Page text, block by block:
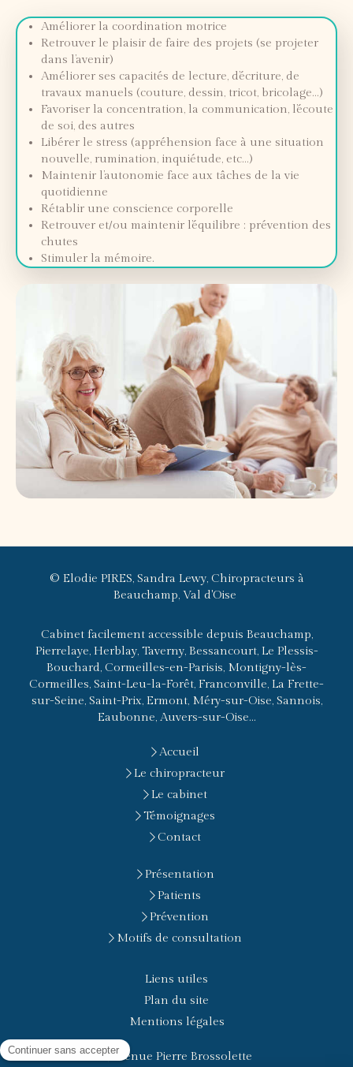
Améliorer la coordination motrice
Retrouver le plaisir de faire des projets (se projeter
dans l’avenir)
Améliorer ses capacités de lecture, d’écriture, de
travaux manuels (couture, dessin, tricot, bricolage…)
Favoriser la concentration, la communication, l’écoute
de soi, des autres
Libérer le stress (appréhension face à une situation
nouvelle, rumination, inquiétude, etc…)
Maintenir l’autonomie face aux tâches de la vie
quotidienne
Rétablir une conscience corporelle
Retrouver et/ou maintenir l’équilibre : prévention des
chutes
Stimuler la mémoire.
© Elodie PIRES, Sandra Lewy, Chiropracteurs à
Beauchamp, Val d'Oise
Cabinet facilement accessible depuis Beauchamp,
Pierrelaye, Herblay, Taverny, Bessancourt, Le Plessis-
Bouchard, Cormeilles-en-Parisis, Montigny-lès-
Cormeilles, Saint-Leu-la-Forêt, Franconville, La Frette-
sur-Seine, Saint-Prix, Ermont, Méry-sur-Oise, Sannois,
Eaubonne, Auvers-sur-Oise...
Accueil
Le chiropracteur
Le cabinet
Témoignages
Contact
Présentation
Patients
Prévention
Motifs de consultation
Liens utiles
Plan du site
Mentions légales
2, Avenue Pierre Brossolette